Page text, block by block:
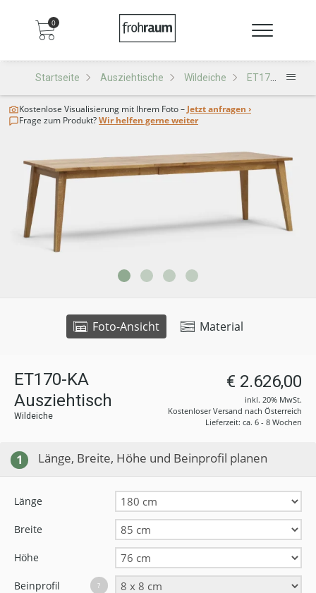
0
Startseite Ausziehtische Wildeiche ET170-KA Ausziehtisch
Foto-Ansicht Material
Kostenlose Visualisierung mit Ihrem Foto – Jetzt anfragen ›
Frage zum Produkt?Wir helfen gerne weiter
ET170-KA
Ausziehtisch
Wildeiche
€ 2.626,00
inkl. 20% MwSt.
Kostenloser Versand nach Österreich
Lieferzeit: ca. 6 - 8 Wochen
1 Länge, Breite, Höhe und Beinprofil planen
Länge
Breite
Höhe
Beinprofil ?